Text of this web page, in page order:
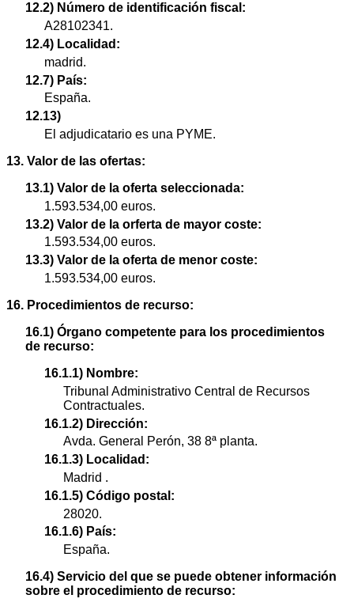
12.2) Número de identificación fiscal:
A28102341.
12.4) Localidad:
madrid.
12.7) País:
España.
12.13)
El adjudicatario es una PYME.
13. Valor de las ofertas:
13.1) Valor de la oferta seleccionada:
1.593.534,00 euros.
13.2) Valor de la orferta de mayor coste:
1.593.534,00 euros.
13.3) Valor de la oferta de menor coste:
1.593.534,00 euros.
16. Procedimientos de recurso:
16.1) Órgano competente para los procedimientos
de recurso:
16.1.1) Nombre:
Tribunal Administrativo Central de Recursos
Contractuales.
16.1.2) Dirección:
Avda. General Perón, 38 8ª planta.
16.1.3) Localidad:
Madrid .
16.1.5) Código postal:
28020.
16.1.6) País:
España.
16.4) Servicio del que se puede obtener información
sobre el procedimiento de recurso: